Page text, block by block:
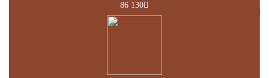
86 130